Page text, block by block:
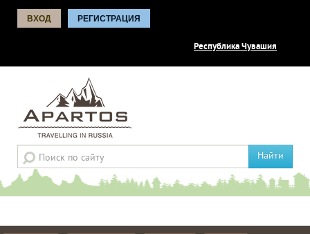
ВХОД РЕГИСТРАЦИЯ
Республика Чувашия
Найти